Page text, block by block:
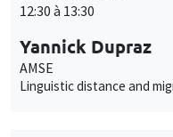
12:30 à 13:30
Yannick Dupraz
AMSE
Linguistic distance and
Utilisation
des
Ce site utilise des cookies
fonctionnement, analyser la
contenus multimédias. Vous
personnaliser l’utilisation